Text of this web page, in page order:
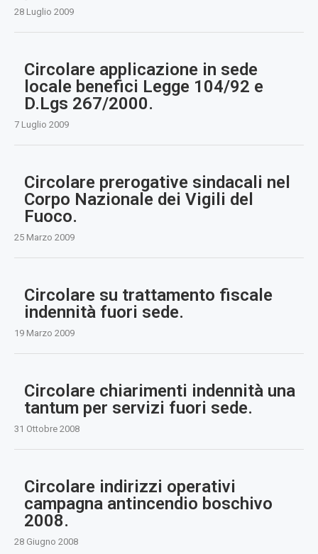
28 Luglio 2009
Circolare applicazione in sede
locale benefici Legge 104/92 e
D.Lgs 267/2000.
7 Luglio 2009
Circolare prerogative sindacali nel
Corpo Nazionale dei Vigili del
Fuoco.
25 Marzo 2009
Circolare su trattamento fiscale
indennità fuori sede.
19 Marzo 2009
Circolare chiarimenti indennità una
tantum per servizi fuori sede.
31 Ottobre 2008
Circolare indirizzi operativi
campagna antincendio boschivo
2008.
28 Giugno 2008